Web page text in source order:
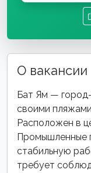
О вакансии
Бат Ям — город-
своими
Расположен в
Промышленные
стабильную
требует